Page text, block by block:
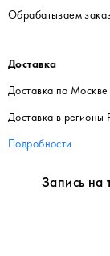
Запись на
Обрабатываем
Доставка
Доставка по
Доставка в
Подробности